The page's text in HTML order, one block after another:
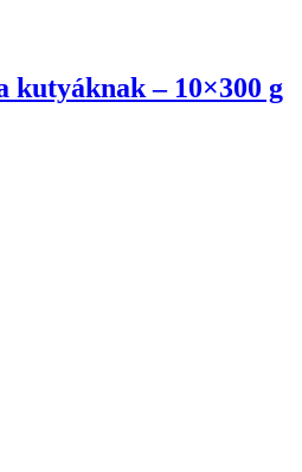
kutyáknak – 10×300 g